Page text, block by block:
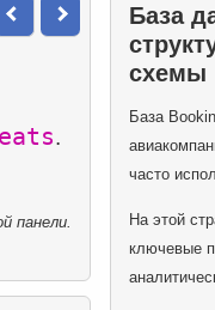
.
панели.
База
схемы
База
часто
На этой
ключевые